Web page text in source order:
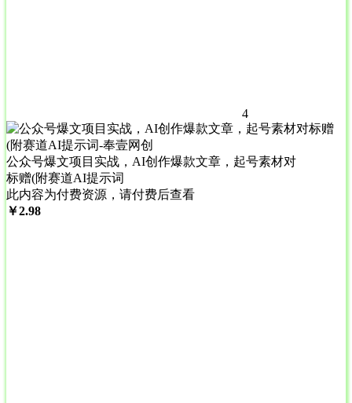
4
公众号爆文项目实战，AI创作爆款文章，起号素材对
标赠(附赛道AI提示词
此内容为付费资源，请付费后查看
￥2.98